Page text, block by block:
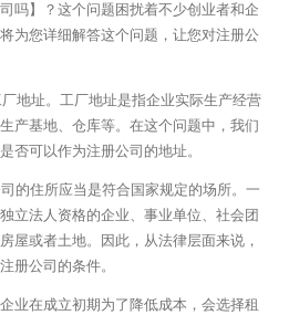
吗】？这个问题困扰着不少创业者和企
为您详细解答这个问题，让您对注册公
地址。工厂地址是指企业实际生产经营
产基地、仓库等。在这个问题中，我们
否可以作为注册公司的地址。
的住所应当是符合国家规定的场所。一
立法人资格的企业、事业单位、社会团
屋或者土地。因此，从法律层面来说，
册公司的条件。
业在成立初期为了降低成本，会选择租